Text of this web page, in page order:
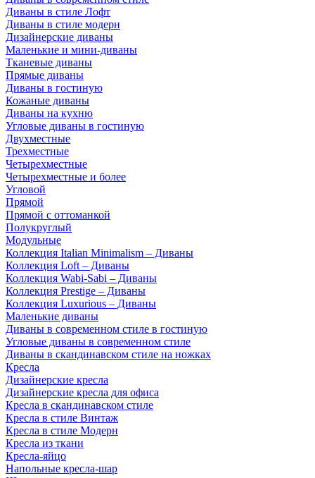
Диваны в стиле Лофт
Диваны в стиле модерн
Дизайнерские диваны
Маленькие и мини-диваны
Тканевые диваны
Прямые диваны
Диваны в гостиную
Кожаные диваны
Диваны на кухню
Угловые диваны в гостиную
Двухместные
Трехместные
Четырехместные
Четырехместные и более
Угловой
Прямой
Прямой с оттоманкой
Полукруглый
Модульные
Коллекция Italian Minimalism – Диваны
Коллекция Loft – Диваны
Коллекция Wabi-Sabi – Диваны
Коллекция Prestige – Диваны
Коллекция Luxurious – Диваны
Маленькие диваны
Диваны в современном стиле в гостиную
Угловые диваны в современном стиле
Диваны в скандинавском стиле на ножках
Кресла
Дизайнерские кресла
Дизайнерские кресла для офиса
Кресла в скандинавском стиле
Кресла в стиле Винтаж
Кресла в стиле Модерн
Кресла из ткани
Кресла-яйцо
Напольные кресла-шар